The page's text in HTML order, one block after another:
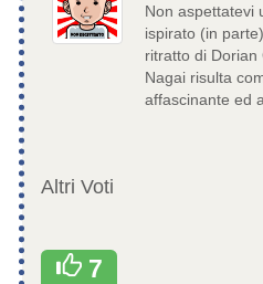
Non aspettatevi
ispirato (in
ritratto di
Nagai risulta
affascinante ed
Altri Voti
7